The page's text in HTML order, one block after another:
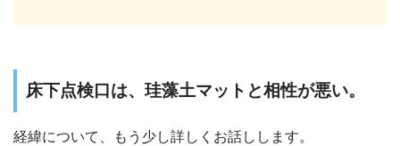
床下点検口は、珪藻土マットと相性が悪い。
経緯について、もう少し詳しくお話しします。